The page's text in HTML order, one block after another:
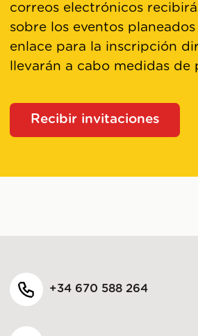
correos electrónicos
sobre los eventos
enlace para la inscripción
llevarán a cabo medidas de
Recibir invitaciones
+34 670 588 264